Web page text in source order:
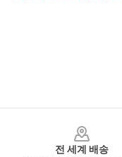
전 세계 배송